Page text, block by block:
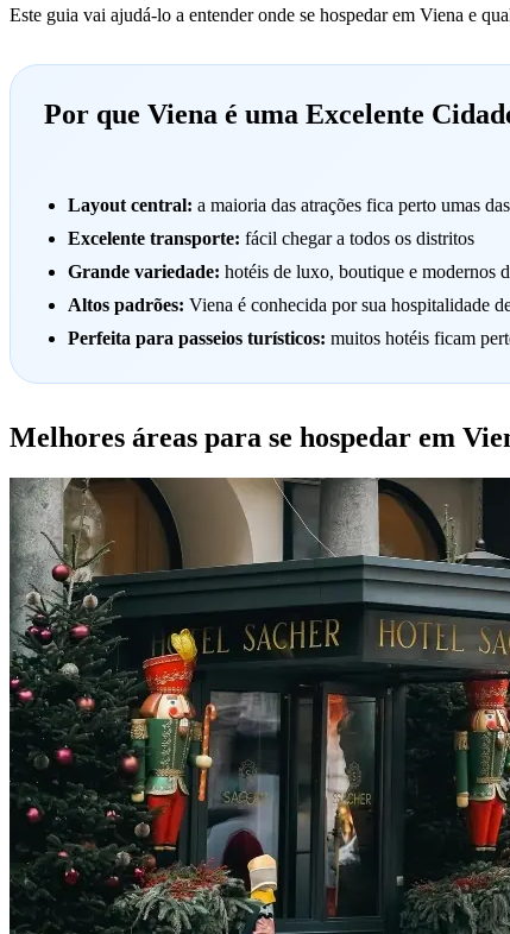
Este guia vai ajudá-lo a entender onde se hospedar em Viena e
Por que Viena é uma Excelente
Layout central: a maioria das atrações fica perto umas
Excelente transporte: fácil chegar a todos os distritos
Grande variedade: hotéis de luxo, boutique e modernos
Altos padrões: Viena é conhecida por sua hospitalidade
Perfeita para passeios turísticos: muitos hotéis ficam
Melhores áreas para se hospedar em